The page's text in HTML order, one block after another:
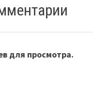
для просмотра.